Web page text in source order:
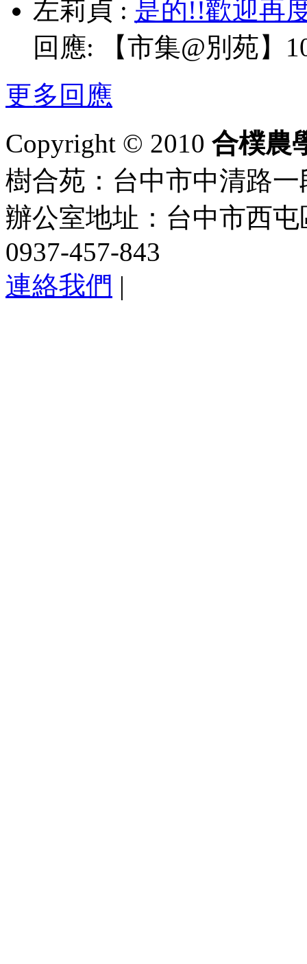
左莉貞 : 是的!!歡迎再
回應:
【市集@別苑】
更多回應
Copyright © 2010 合樸農
樹合苑：台中市中清路一
辦公室地址：台中市西
0937-457-843
連絡我們 |